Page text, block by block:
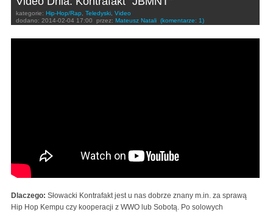
kategorie: Hip-Hop/Rap Teledyski Video
dodano: 2014-02-04 17:00 przez: Mateusz Natali (komentarze: 1)
Dlaczego: Słowacki Kontrafakt jest u nas dobrze znany m.in. za sprawą
Hip Hop Kempu czy kooperacji z WWO lub Sobotą. Po solowych